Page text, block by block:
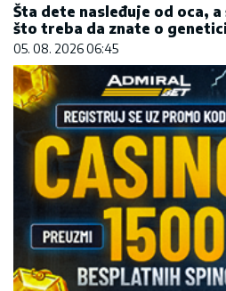
Šta dete nasleđuje od oca,
što treba da znate o genetici
05. 08. 2026 06:45